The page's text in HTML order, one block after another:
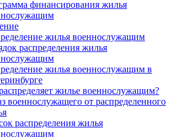
финансирования жилья
жилья военнослужащим
распределения жилья
жилья военнослужащим в
жилье военнослужащим?
военнослужащего от распределенного
распределения жилья